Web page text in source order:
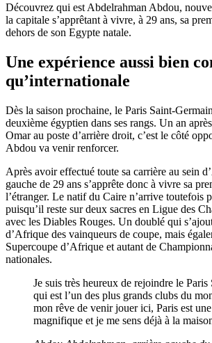
Découvrez qui est Abdelrahman Abdou,
la capitale s’apprêtant à vivre, à 29 ans, sa
dehors de son Egypte natale.
Une expérience aussi bien
qu’internationale
Dès la saison prochaine, le Paris Saint-
deuxième égyptien dans ses rangs. Un an
Omar au poste d’arrière droit, c’est le côté
Abdou va venir renforcer.
Après avoir effectué toute sa carrière au sein
gauche de 29 ans s’apprête donc à vivre sa
l’étranger. Le natif du Caire n’arrive toutefois
puisqu’il reste sur deux sacres en Ligue des
avec les Diables Rouges. Un doublé qui
d’Afrique des vainqueurs de coupe, mais
Supercoupe d’Afrique et autant de
nationales.
Je suis très heureux de rejoindre le
qui est l’un des plus grands clubs du
mon rêve de venir jouer ici, Paris est
magnifique et je me sens déjà à la